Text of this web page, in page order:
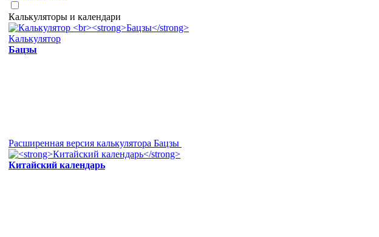
Калькуляторы и календари
Калькулятор
Бацзы
Расширенная версия калькулятора Бацзы
Китайский календарь